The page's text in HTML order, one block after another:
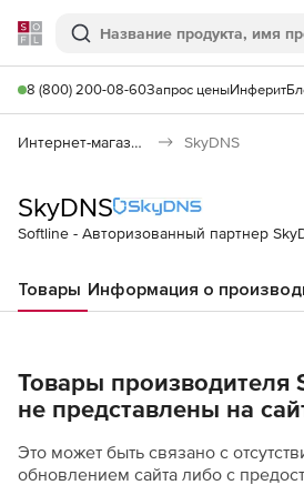
Softline
Поиск
8 (800) 200-08-60Запрос ценыИнферит
Интернет-магазин SkyDNS
SkyDNS
Softline - Авторизованный партнер
Товары Информация о
Товары производителя
не представлены на
Это может быть связано с
обновлением сайта либо с